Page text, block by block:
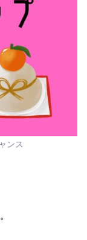
ンス